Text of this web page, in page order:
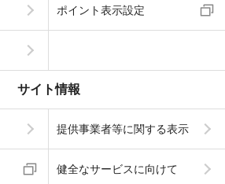
ポイント表示設定
サイト情報
提供事業者等に関する表示
健全なサービスに向けて